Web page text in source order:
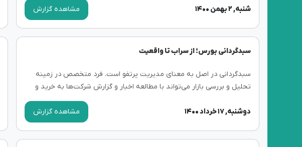
شنبه, ۲ بهمن ۱۴۰۰ مشاهده گزارش
سبدگردانی بورس؛ از سراب تا واقعیت
سبدگردانی در اصل به معنای مدیریت پرتفو است. فرد متخصص در زمینه
تحلیل و بررسی بازار می‌تواند با مطالعه اخبار و گزارش شرکت‌ها به خرید و
دوشنبه, ۱۷ خرداد ۱۴۰۰
مشاهده گزارش